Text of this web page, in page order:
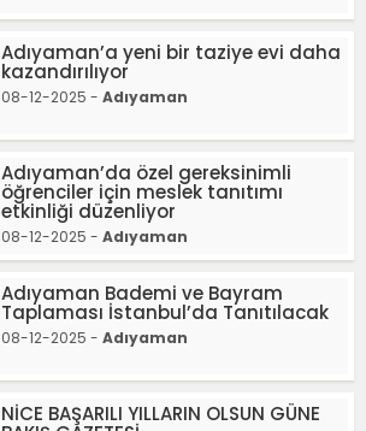
Adıyaman’a yeni bir taziye evi daha
kazandırılıyor
08-12-2025 - Adıyaman
Adıyaman’da özel gereksinimli
öğrenciler için meslek tanıtımı
etkinliği düzenliyor
08-12-2025 - Adıyaman
Adıyaman Bademi ve Bayram
Taplaması İstanbul’da Tanıtılacak
08-12-2025 - Adıyaman
NİCE BAŞARILI YILLARIN OLSUN GÜNE